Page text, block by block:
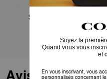
Sac à dos Hitch
Ajouter Au Panier
Avis